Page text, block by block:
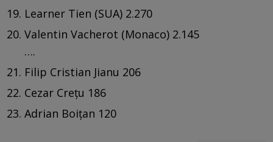
Learner Tien (SUA) 2.270
Valentin Vacherot (Monaco) 2.145
….
Filip Cristian Jianu 206
Cezar Crețu 186
Adrian Boițan 120